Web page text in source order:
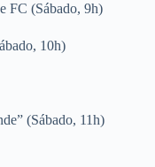
FC (Sábado, 9h)
10h)
(Sábado, 11h)